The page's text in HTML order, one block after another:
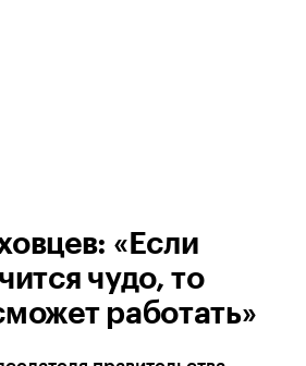
«Если
чудо, то
работать»